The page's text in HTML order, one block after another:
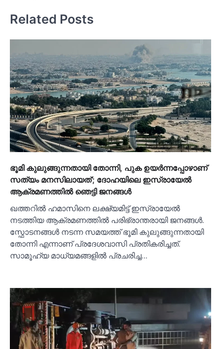
Related Posts
ഭൂമി കുലുങ്ങുന്നതായി തോന്നി, പുക ഉയര്‍ന്നപ്പോഴാണ്
സത്യം മനസിലായത്’; ദോഹയിലെ ഇസ്രായേല്‍
ആക്രമണത്തില്‍ ഞെട്ടി ജനങ്ങള്‍
ഖത്തറില്‍ ഹമാസിനെ ലക്ഷ്യമിട്ട് ഇസ്രായേല്‍
നടത്തിയ ആക്രമണത്തില്‍ പരിഭ്രാന്തരായി ജനങ്ങള്‍.
സ്ഫോടനങ്ങള്‍ നടന്ന സമയത്ത് ഭൂമി കുലുങ്ങുന്നതായി
തോന്നി എന്നാണ് പ്രദേശവാസി പ്രതികരിച്ചത്.
സാമൂഹ്യ മാധ്യമങ്ങളില്‍ പ്രചരിച്ച…